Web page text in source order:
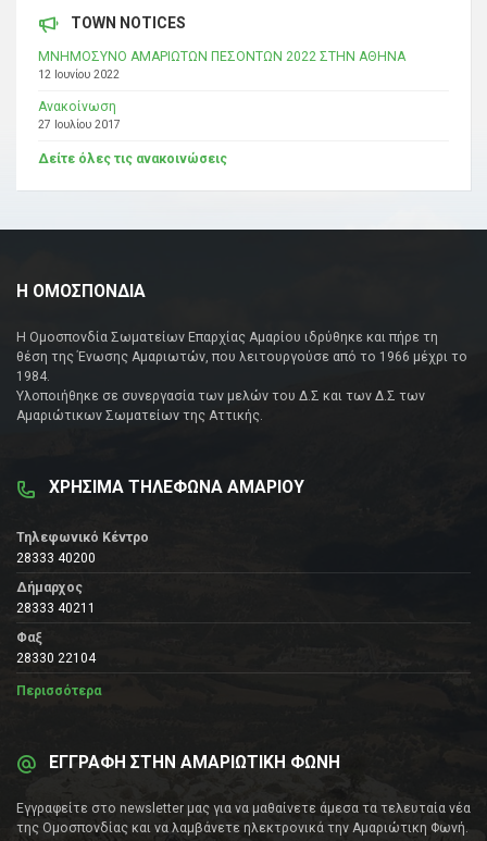
TOWN NOTICES
ΜΝΗΜΟΣΥΝΟ ΑΜΑΡΙΩΤΩΝ ΠΕΣΟΝΤΩΝ 2022 ΣΤΗΝ ΑΘΗΝΑ
12 Ιουνίου 2022
Ανακοίνωση
27 Ιουλίου 2017
Δείτε όλες τις ανακοινώσεις
Η ΟΜΟΣΠΟΝΔΙΑ
Η Ομοσπονδία Σωματείων Επαρχίας Αμαρίου ιδρύθηκε και πήρε τη
θέση της Ένωσης Αμαριωτών, που λειτουργούσε από το 1966 μέχρι το
1984.
Υλοποιήθηκε σε συνεργασία των μελών του Δ.Σ και των Δ.Σ των
Αμαριώτικων Σωματείων της Αττικής.
ΧΡΗΣΙΜΑ ΤΗΛΕΦΩΝΑ ΑΜΑΡΙΟΥ
Τηλεφωνικό Κέντρο
28333 40200
Δήμαρχος
28333 40211
Φαξ
28330 22104
Περισσότερα
ΕΓΓΡΑΦΗ ΣΤΗΝ ΑΜΑΡΙΩΤΙΚΗ ΦΩΝΗ
Εγγραφείτε στο newsletter μας για να μαθαίνετε άμεσα τα τελευταία νέα
της Ομοσπονδίας και να λαμβάνετε ηλεκτρονικά την Αμαριώτικη Φωνή.